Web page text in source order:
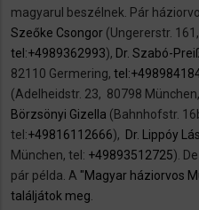
magyarul beszélnek. Pár
Szeőke Csongor (Ungererstr.
tel:+4989362993), Dr. Szabó-
82110 Germering,
(Adelheidstr. 23, 80798
Börzsönyi Gizella (Bahnhofstr.
tel:+49816112666), Dr. Lippóy
München, tel: +49893512725).
pár példa. A "Magyar háziorvos
találjátok meg